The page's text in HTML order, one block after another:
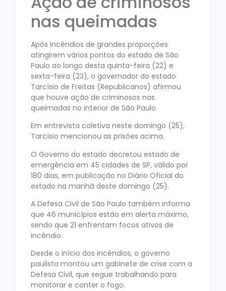
nas queimadas
Após incêndios de grandes proporções
atingirem vários pontos do estado de São
Paulo ao longo desta quinta-feira (22) e
sexta-feira (23), o governador do estado
Tarcísio de Freitas (Republicanos) afirmou
que houve ação de criminosos nas
queimadas no interior de São Paulo.
Em entrevista coletiva neste domingo (25),
Tarcísio mencionou as prisões acima.
O Governo do estado decretou estado de
emergência em 45 cidades de SP, válido por
180 dias, em publicação no Diário Oficial do
estado na manhã deste domingo (25).
A Defesa Civil de São Paulo também informa
que 46 municípios estão em alerta máximo,
sendo que 21 enfrentam focos ativos de
incêndio.
Desde o início dos incêndios, o governo
paulista montou um gabinete de crise com a
Defesa Civil, que segue trabalhando para
monitorar e conter o fogo.